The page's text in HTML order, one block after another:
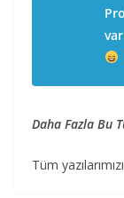
Daha Fazla Bu
Tüm yazılarımızı